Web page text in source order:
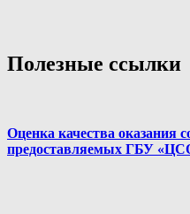
Полезные ссылки
Оценка качества оказания
предоставляемых ГБУ